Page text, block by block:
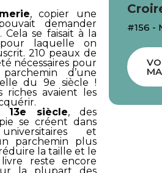
, copier une
demander
se faisait à la
laquelle on
210 peaux de
nécessaires pour
d’une
du 9e siècle !
riches avaient les
siècle, des
se créent dans
et
parchemin plus
la taille et le
reste encore
#156 -